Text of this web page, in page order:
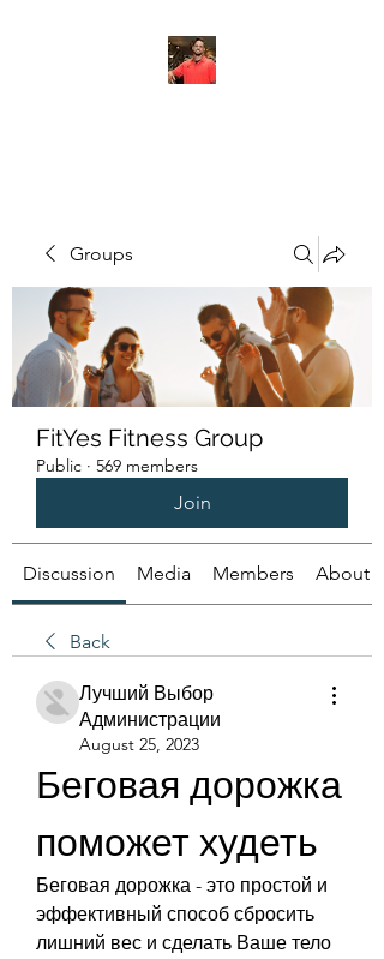
Groups
FitYes Fitness Group
Public · 569 members
Join
Discussion Media Members About
Back
Лучший Выбор
Администрации
August 25, 2023
Беговая дорожка
поможет худеть
Беговая дорожка - это простой и
эффективный способ сбросить
лишний вес и сделать Ваше тело